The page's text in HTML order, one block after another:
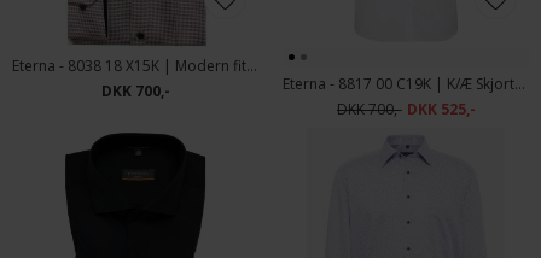
Eterna - 8038 18 X15K | Modern fit Skjorte Sand
DKK 700,-
Eterna - 8817 00 C19K | K/Æ Skjorte HVID
DKK 700,- DKK 525,-